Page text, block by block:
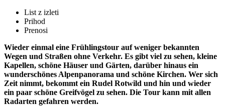
List z izleti
Prihod
Prenosi
Wieder einmal eine Frühlingstour auf weniger bekannten
Wegen und Straßen ohne Verkehr. Es gibt viel zu sehen, kleine
Kapellen, schöne Häuser und Gärten, darüber hinaus ein
wunderschönes Alpenpanorama und schöne Kirchen. Wer sich
Zeit nimmt, bekommt ein Rudel Rotwild und hin und wieder
ein paar schöne Greifvögel zu sehen. Die Tour kann mit allen
Radarten gefahren werden.